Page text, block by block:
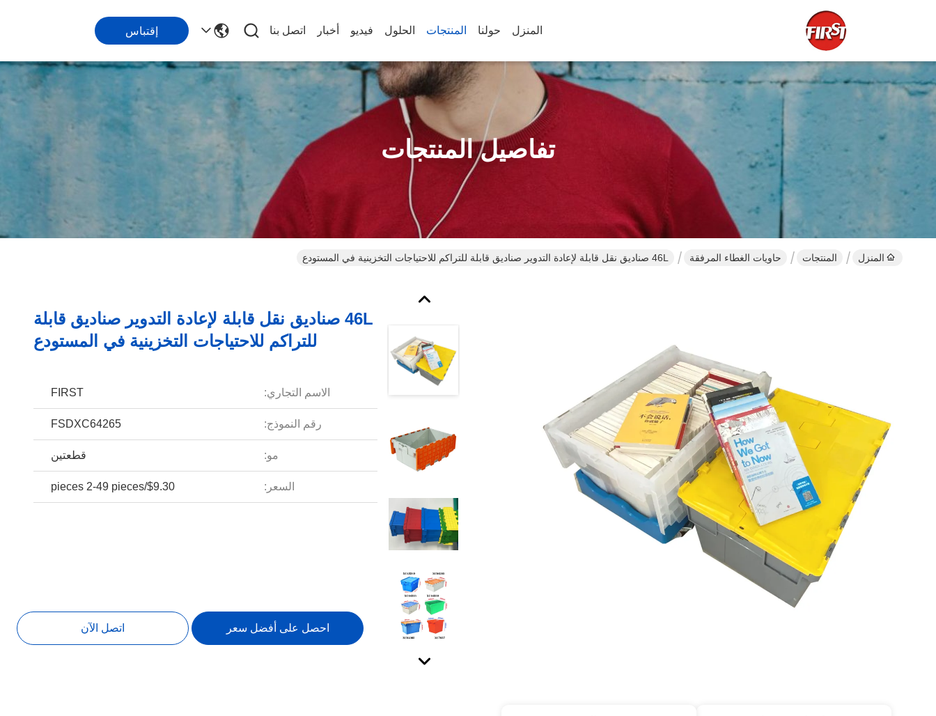
المنزل حولنا المنتجات الحلول فيديو أخبار اتصل بنا إقتباس
تفاصيل المنتجات
المنزل المنتجات حاويات الغطاء المرفقة 46L صناديق نقل قابلة لإعادة التدوير صناديق قابلة للتراكم للاحتياجات التخزينية في المستودع
46L صناديق نقل قابلة لإعادة التدوير صناديق قابلة
للتراكم للاحتياجات التخزينية في المستودع
الاسم التجاري: FIRST
رقم النموذج: FSDXC64265
مو: قطعتين
السعر: $9.30/pieces 2-49 pieces
احصل على أفضل سعر اتصل الآن